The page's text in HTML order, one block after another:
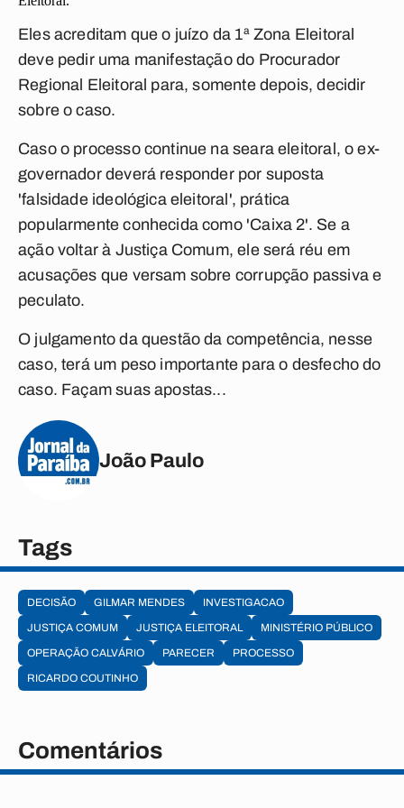
Eles acreditam que o juízo da 1ª Zona Eleitoral
deve pedir uma manifestação do Procurador
Regional Eleitoral para, somente depois, decidir
sobre o caso.
Caso o processo continue na seara eleitoral, o ex-
governador deverá responder por suposta
'falsidade ideológica eleitoral', prática
popularmente conhecida como 'Caixa 2'. Se a
ação voltar à Justiça Comum, ele será réu em
acusações que versam sobre corrupção passiva e
peculato.
O julgamento da questão da competência, nesse
caso, terá um peso importante para o desfecho do
caso. Façam suas apostas...
João Paulo
Tags
DECISÃO GILMAR MENDES
INVESTIGACAO
JUSTIÇA COMUM
JUSTIÇA ELEITORAL
MINISTÉRIO PÚBLICO
OPERAÇÃO CALVÁRIO
PARECER
PROCESSO
RICARDO COUTINHO
Comentários